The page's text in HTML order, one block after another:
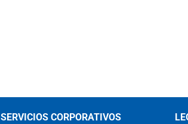
SERVICIOS CORPORATIVOS